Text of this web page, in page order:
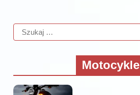
Motocykle